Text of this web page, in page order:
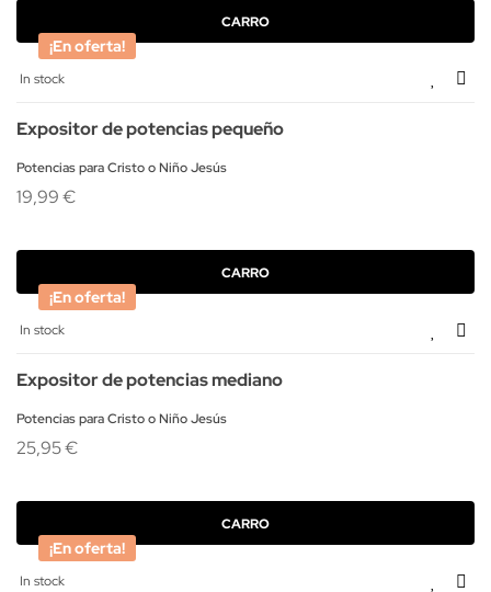
¡En oferta!
CARRO
In stock
Expositor de potencias pequeño
Potencias para Cristo o Niño Jesús
19,99 €
¡En oferta!
CARRO
In stock
Expositor de potencias mediano
Potencias para Cristo o Niño Jesús
25,95 €
¡En oferta!
CARRO
In stock